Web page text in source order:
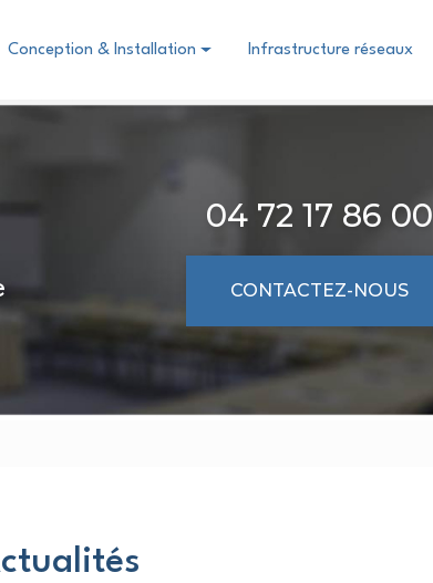
Conception & Installation Infrastructure réseaux
04 72 17 86 00
CONTACTEZ-NOUS